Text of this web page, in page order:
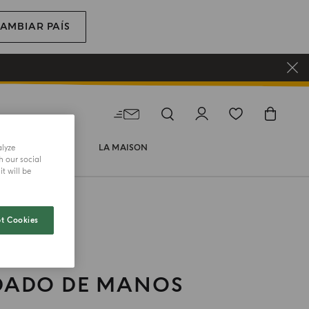
PAÍS
LA MAISON
DE MANOS
our social
will be
Cookies